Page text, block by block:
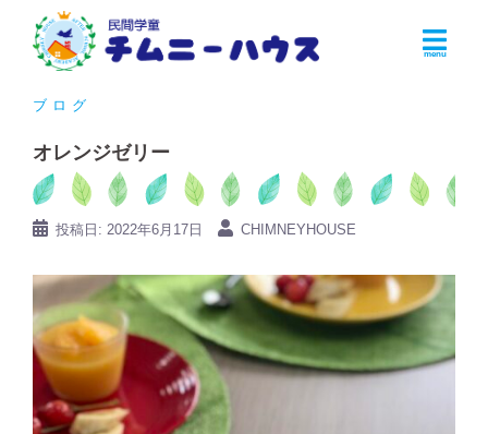
ブログ
オレンジゼリー
投稿日: 2022年6月17日 CHIMNEYHOUSE